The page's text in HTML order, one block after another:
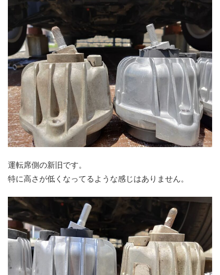
運転席側の新旧です。
特に高さが低くなってるような感じはありません。